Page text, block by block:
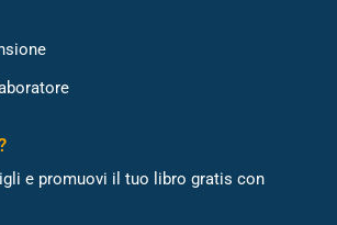
e promuovi il tuo libro gratis con